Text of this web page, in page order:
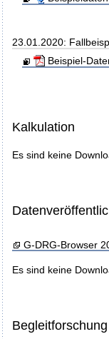
23.01.2020:
Beispiel-
Kalkulation
Es sind keine
G-DRG-Browser
Es sind keine
Begleitforschung